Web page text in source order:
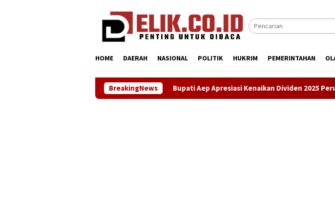
HOME DAERAH NASIONAL POLITIK HUKRIM PEMERINTAHAN
BreakingNews
Bupati Aep Apresiasi Kenaikan Dividen 2025 Perumdam Tirta Tarum,